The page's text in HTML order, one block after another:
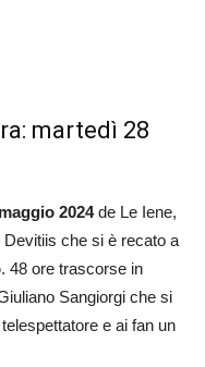
martedì 28
2024de Le Iene,
che si è recato a
. 48 ore trascorse in
Sangiorgi che si
e ai fan un